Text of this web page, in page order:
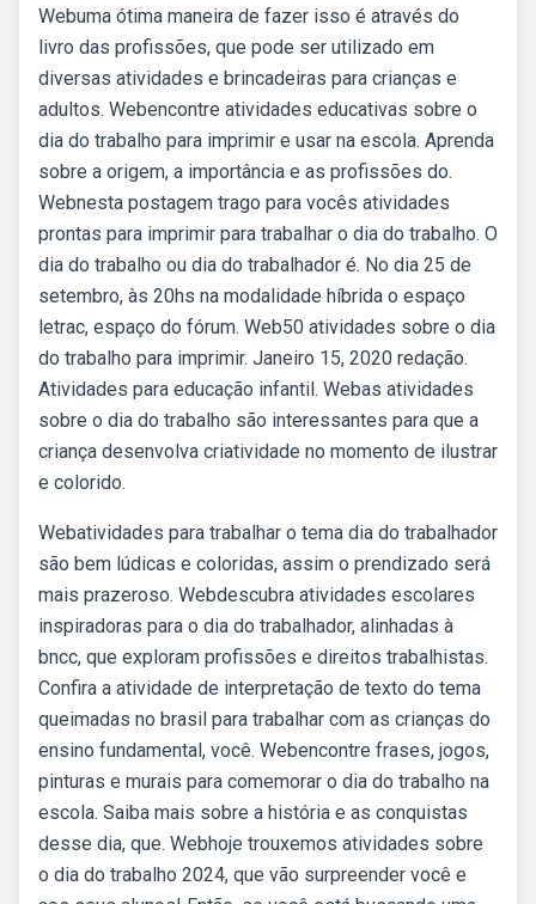
Webuma ótima maneira de fazer isso é através do
livro das profissões, que pode ser utilizado em
diversas atividades e brincadeiras para crianças e
adultos. Webencontre atividades educativas sobre o
dia do trabalho para imprimir e usar na escola. Aprenda
sobre a origem, a importância e as profissões do.
Webnesta postagem trago para vocês atividades
prontas para imprimir para trabalhar o dia do trabalho. O
dia do trabalho ou dia do trabalhador é. No dia 25 de
setembro, às 20hs na modalidade híbrida o espaço
letrac, espaço do fórum. Web50 atividades sobre o dia
do trabalho para imprimir. Janeiro 15, 2020 redação.
Atividades para educação infantil. Webas atividades
sobre o dia do trabalho são interessantes para que a
criança desenvolva criatividade no momento de ilustrar
e colorido.
Webatividades para trabalhar o tema dia do trabalhador
são bem lúdicas e coloridas, assim o prendizado será
mais prazeroso. Webdescubra atividades escolares
inspiradoras para o dia do trabalhador, alinhadas à
bncc, que exploram profissões e direitos trabalhistas.
Confira a atividade de interpretação de texto do tema
queimadas no brasil para trabalhar com as crianças do
ensino fundamental, você. Webencontre frases, jogos,
pinturas e murais para comemorar o dia do trabalho na
escola. Saiba mais sobre a história e as conquistas
desse dia, que. Webhoje trouxemos atividades sobre
o dia do trabalho 2024, que vão surpreender você e